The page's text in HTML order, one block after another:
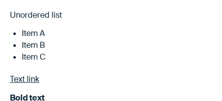
Unordered list
Item A
Item B
Item C
Text link
Bold text